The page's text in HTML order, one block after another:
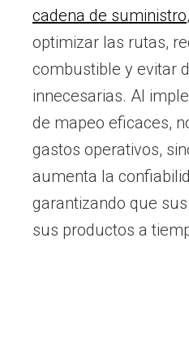
cadena de suministro
optimizar las rutas,
combustible y evitar
innecesarias. Al
de mapeo eficaces,
gastos operativos,
aumenta la
garantizando que
sus productos a